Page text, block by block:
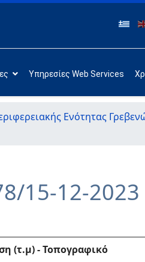
Υπηρεσίες Web Services
Ενότητας
15-12-2023
(τ.μ)-Τοπογραφικό